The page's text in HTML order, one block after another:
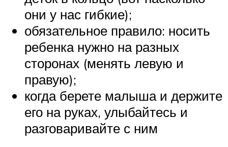
они у нас гибкие);
обязательное правило: носить
ребенка нужно на разных
сторонах (менять левую и
правую);
когда берете малыша и держите
его на руках, улыбайтесь и
разговаривайте с ним